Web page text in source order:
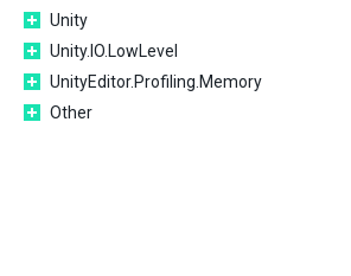
Unity
Unity.IO.LowLevel
UnityEditor.Profiling.Memory
Other